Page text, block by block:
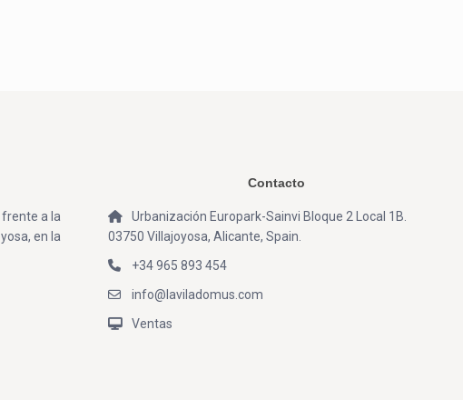
frente a la
en la
Contacto
Urbanización Europark-Sainvi Bloque 2 Local 1B.
03750 Villajoyosa, Alicante, Spain.
+34 965 893 454
info@laviladomus.com
Ventas